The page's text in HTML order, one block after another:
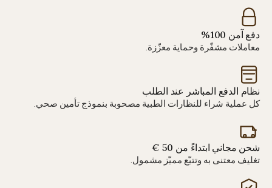
دفع آمن 100%
معاملات مشفّرة وحماية معزّزة.
نظام الدفع المباشر عند الطلب
كل عملية شراء للنظارات الطبية مصحوبة بنموذج تأمين صحي.
شحن مجاني ابتداءً من 50 €
تغليف معتنى به وتتبّع مميّز مشمول.